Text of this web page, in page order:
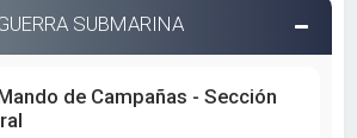
SUBMARINA
de Campañas - Sección